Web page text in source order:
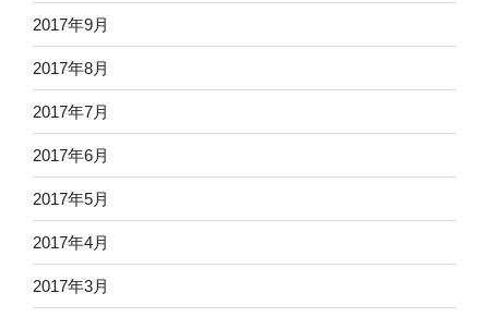
2017年9月
2017年8月
2017年7月
2017年6月
2017年5月
2017年4月
2017年3月